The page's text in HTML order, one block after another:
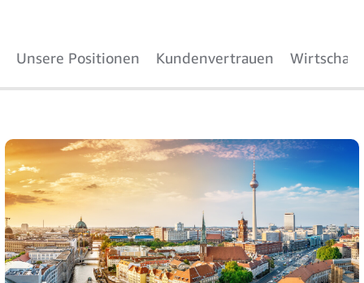
Unsere Positionen Kundenvertrauen